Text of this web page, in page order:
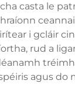
casta le
i gcláir
rud a
agus do